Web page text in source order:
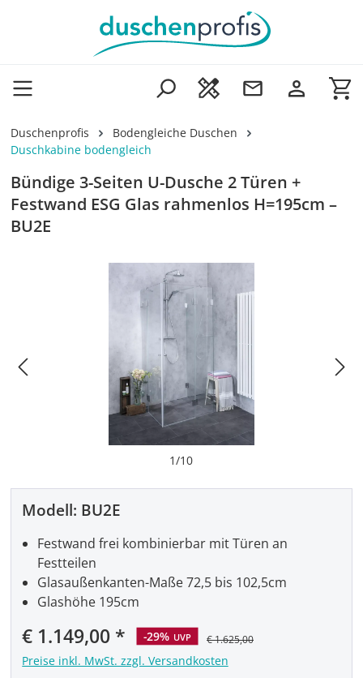
Zum Hauptinhalt springen
Duschenprofis
Bodengleiche Duschen
Duschkabine bodengleich
Bündige 3-Seiten U-Dusche 2 Türen +
Festwand ESG Glas rahmenlos H=195cm –
BU2E
Bildergalerie überspringen
1/10
Modell: BU2E
Verkaufspreis:
€ 1.149,00 -29% UVP € 1.625,00
Preise inkl. MwSt. zzgl. Versandkosten
Festwand frei kombinierbar mit Türen an
Festteilen
Glasaußenkanten-Maße 72,5 bis 102,5cm
Glashöhe 195cm